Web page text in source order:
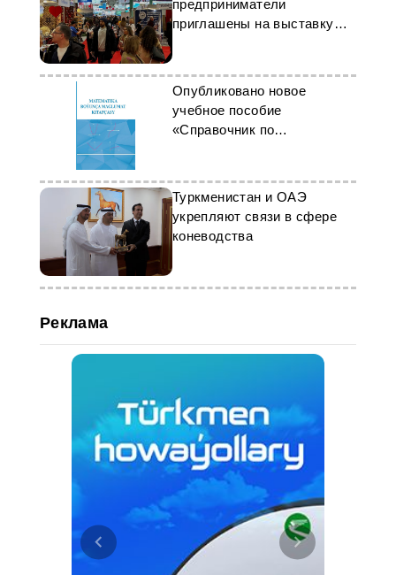
предприниматели
приглашены на выставку
Опубликовано новое
учебное пособие
«Справочник по
Туркменистан и ОАЭ
укрепляют связи в сфере
коневодства
Реклама